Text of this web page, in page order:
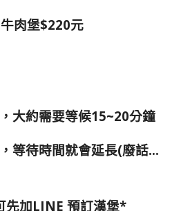
肉堡$220元
大約需要等候15~20分鐘
等待時間就會延長(廢話…
先加LINE 預訂漢堡*